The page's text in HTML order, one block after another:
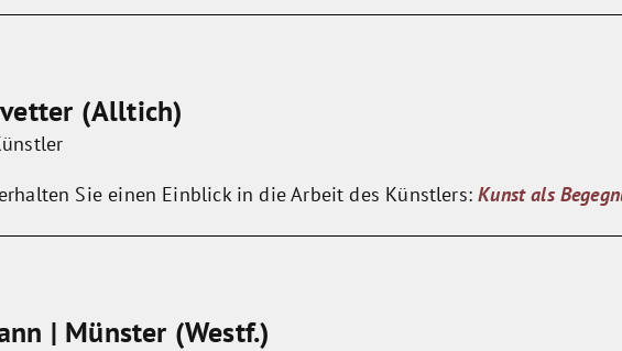
(Alltich)
Sie einen Einblick in die Arbeit des Künstlers:Kunst als
| Münster (Westf.)